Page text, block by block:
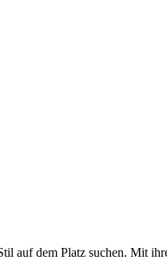
auf dem Platz suchen. Mit